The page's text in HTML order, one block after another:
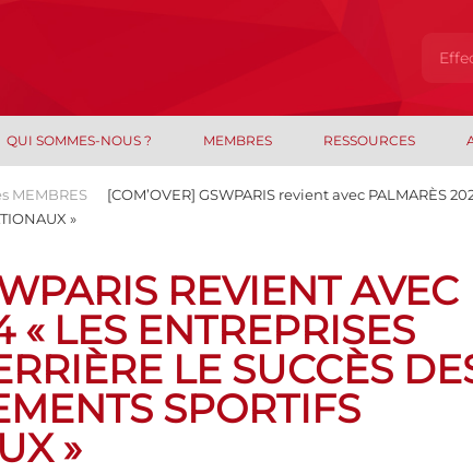
QUI SOMMES-NOUS ? MEMBRES RESSOURCES
MEMBRES
[COM’OVER] GSWPARIS revient avec PALMARÈS
»
REVIENT AVEC
« LES ENTREPRISES
LE SUCCÈS
SPORTIFS
»